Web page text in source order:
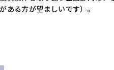
ある方が望ましいです）。